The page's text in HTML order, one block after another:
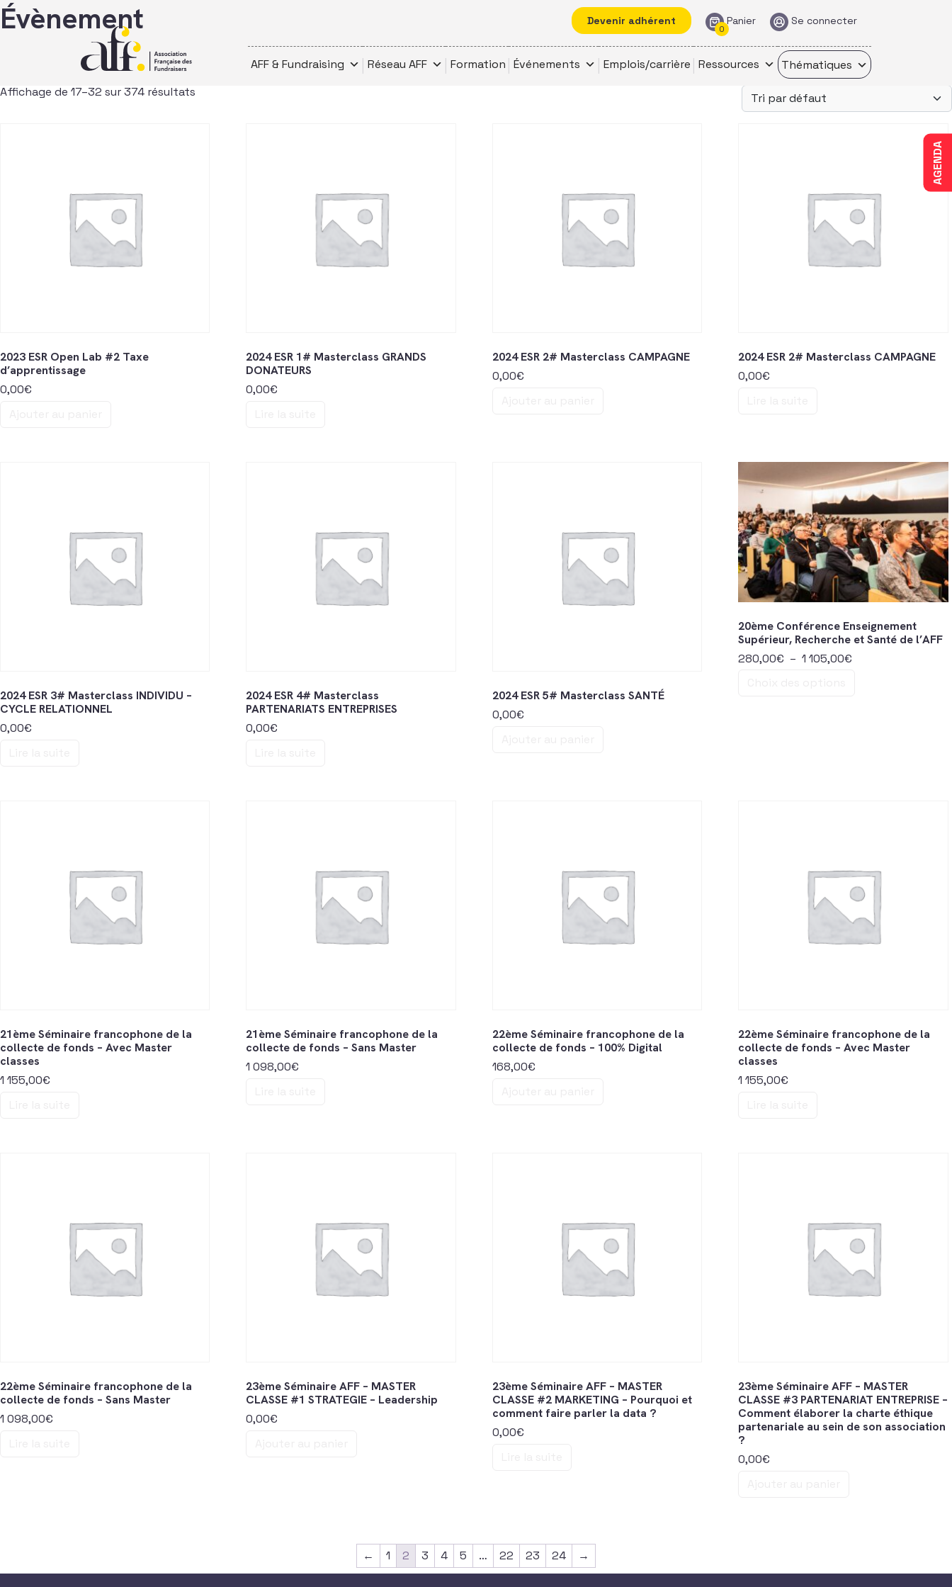
Passer au contenu
Devenir adhérent Panier
0
Se connecter
AFF & Fundraising Réseau AFF Formation Événements Emplois/carrière Ressources Thématiques
AGENDA
Évènement
Affichage de 17–32 sur 374 résultats
2023 ESR Open Lab #2 Taxe
d’apprentissage
0,00€
2024 ESR 1# Masterclass GRANDS
DONATEURS
0,00€
2024 ESR 2# Masterclass CAMPAGNE
0,00€
2024 ESR 2# Masterclass CAMPAGNE
0,00€
2024 ESR 3# Masterclass INDIVIDU –
CYCLE RELATIONNEL
0,00€
2024 ESR 4# Masterclass
PARTENARIATS ENTREPRISES
0,00€
2024 ESR 5# Masterclass SANTÉ
0,00€
20ème Conférence Enseignement
Supérieur, Recherche et Santé de l’AFF
280,00€ – 1 105,00€
21ème Séminaire francophone de la
collecte de fonds – Avec Master
classes
1 155,00€
21ème Séminaire francophone de la
collecte de fonds – Sans Master
1 098,00€
22ème Séminaire francophone de la
collecte de fonds – 100% Digital
168,00€
22ème Séminaire francophone de la
collecte de fonds – Avec Master
classes
1 155,00€
22ème Séminaire francophone de la
collecte de fonds – Sans Master
1 098,00€
23ème Séminaire AFF – MASTER
CLASSE #1 STRATEGIE – Leadership
0,00€
23ème Séminaire AFF – MASTER
CLASSE #2 MARKETING – Pourquoi et
comment faire parler la data ?
0,00€
23ème Séminaire AFF – MASTER
CLASSE #3 PARTENARIAT ENTREPRISE –
Comment élaborer la charte éthique
partenariale au sein de son association
?
0,00€
← 1 2 3 4 5 … 22 23 24 →